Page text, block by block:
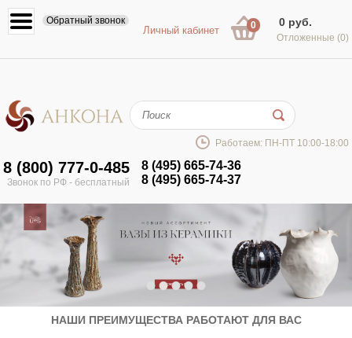
Обратный звонок 0 0 руб.
Отложенные (0)
Личный кабинет
Работаем: ПН-ПТ 10:00-18:00
8 (800) 777-0-485
Звонок по РФ - бесплатный
8 (495) 665-74-36
8 (495) 665-74-37
•••••
НАШИ ПРЕИМУЩЕСТВА РАБОТАЮТ ДЛЯ ВАС